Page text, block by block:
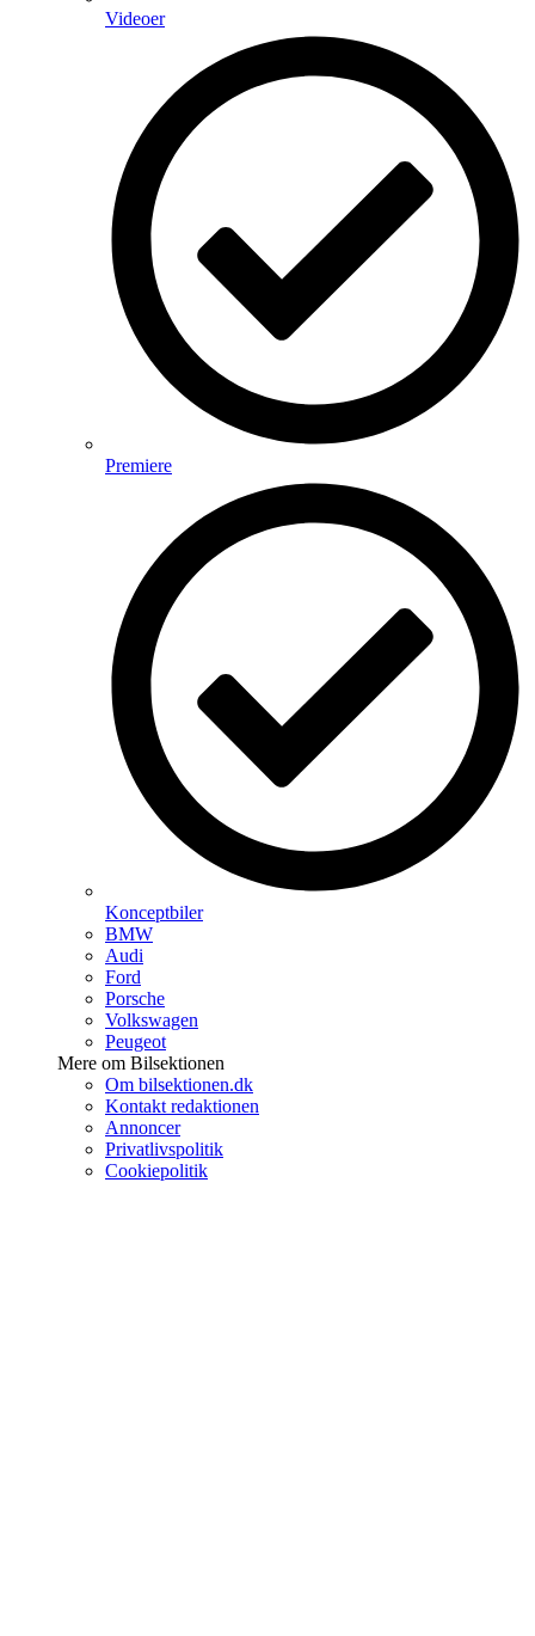
Videoer
Premiere
Konceptbiler
BMW
Audi
Ford
Porsche
Volkswagen
Peugeot
Mere om Bilsektionen
Om bilsektionen.dk
Kontakt redaktionen
Annoncer
Privatlivspolitik
Cookiepolitik